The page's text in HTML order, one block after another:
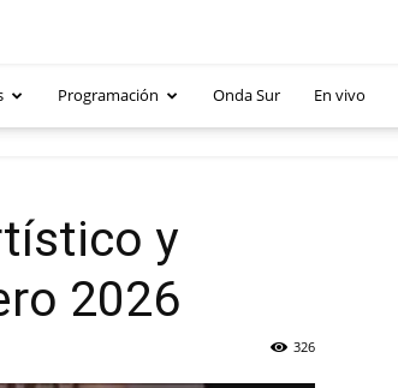
Programación Onda Sur En vivo
y
2026
326